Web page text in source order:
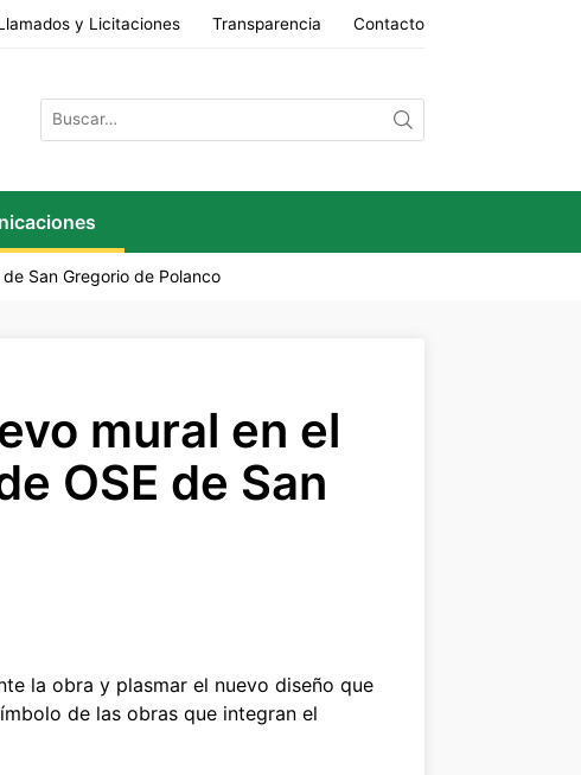
y Licitaciones Transparencia Contacto
San Gregorio de Polanco
mural en el
OSE de San
la obra y plasmar el nuevo diseño que
de las obras que integran el